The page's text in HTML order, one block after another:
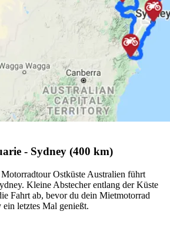
- Sydney (400 km)
Ostküste Australien führt
Kleine Abstecher entlang der Küste
Fahrt ab, bevor du dein Mietmotorrad
letztes Mal genießt.